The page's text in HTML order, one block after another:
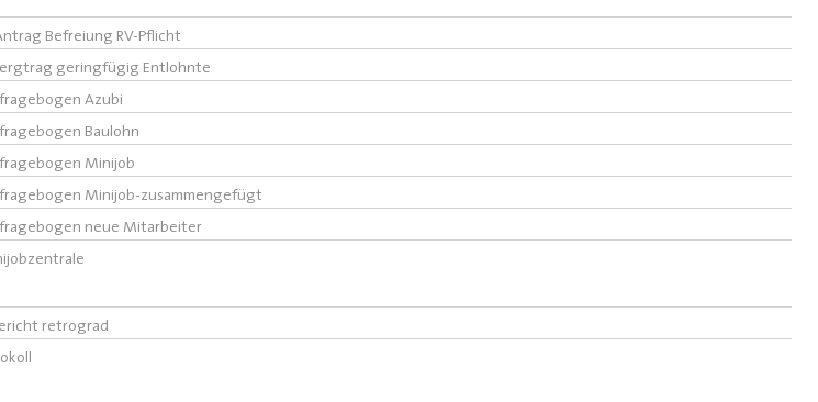
Befreiung RV-Pflicht
geringfügig Entlohnte
Azubi
Baulohn
Minijob
Minijob-zusammengefügt
neue Mitarbeiter
retrograd